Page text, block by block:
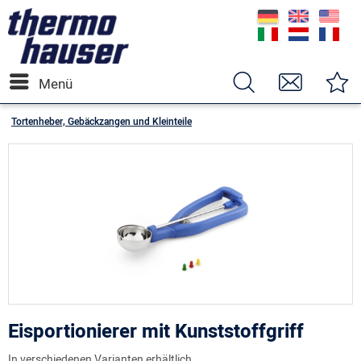
Menü
Tortenheber, Gebäckzangen und Kleinteile
Eisportionierer mit Kunststoffgriff